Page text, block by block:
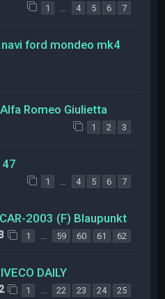
1 4 5 6 7
ford mondeo mk4
Romeo Giulietta
1 2 3
1 4 5 6 7
2003 (F) Blaupunkt
1 59 60 61 62
DAILY
1 … 22 23 24 25